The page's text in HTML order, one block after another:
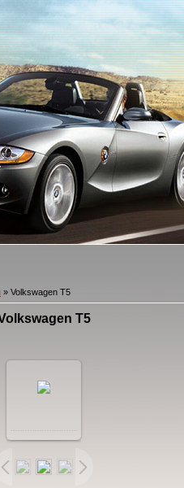
» Volkswagen T5
T5